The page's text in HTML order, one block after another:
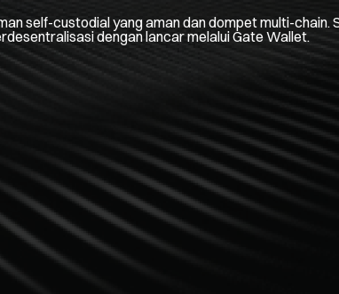
self-custodial yang aman dan dompet multi-chain.
dengan lancar melalui Gate Wallet.